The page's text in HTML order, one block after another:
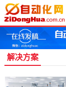
解决方案